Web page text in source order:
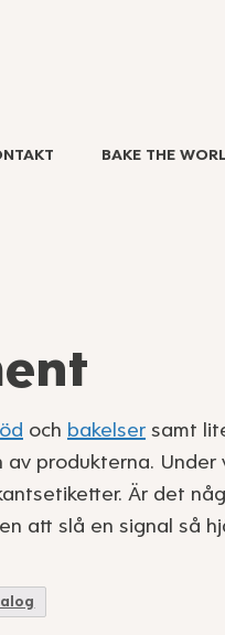
BAKE THE
och bakelsersamt
produkterna. Under
Är det
att slå en signal så